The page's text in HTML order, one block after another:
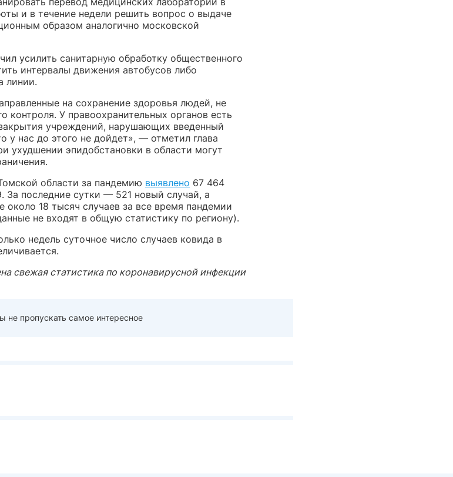
и в течение недели решить вопрос о выдаче
образом аналогично московской
усилить санитарную обработку общественного
интервалы движения автобусов либо
линии.
на сохранение здоровья людей, не
контроля. У правоохранительных органов есть
учреждений, нарушающих введенный
у нас до этого не дойдет», — отметил глава
ухудшении эпидобстановки в области могут
области за пандемию выявлено 67 464
За последние сутки — 521 новый случай, а
18 тысяч случаев за все время пандемии
не входят в общую статистику по региону).
недель суточное число случаев ковида в
свежая статистика по коронавирусной инфекции
не пропускать самое интересное